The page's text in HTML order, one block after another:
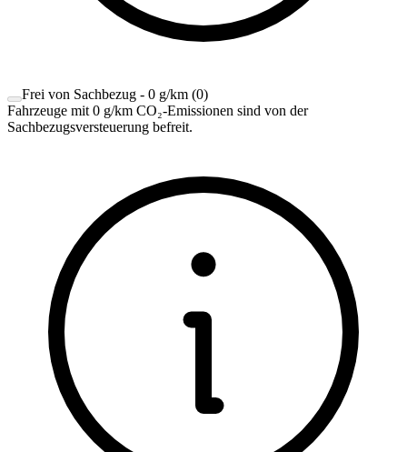
Frei von Sachbezug - 0 g/km (0)
Fahrzeuge mit 0 g/km CO₂-Emissionen sind von der
Sachbezugsversteuerung befreit.